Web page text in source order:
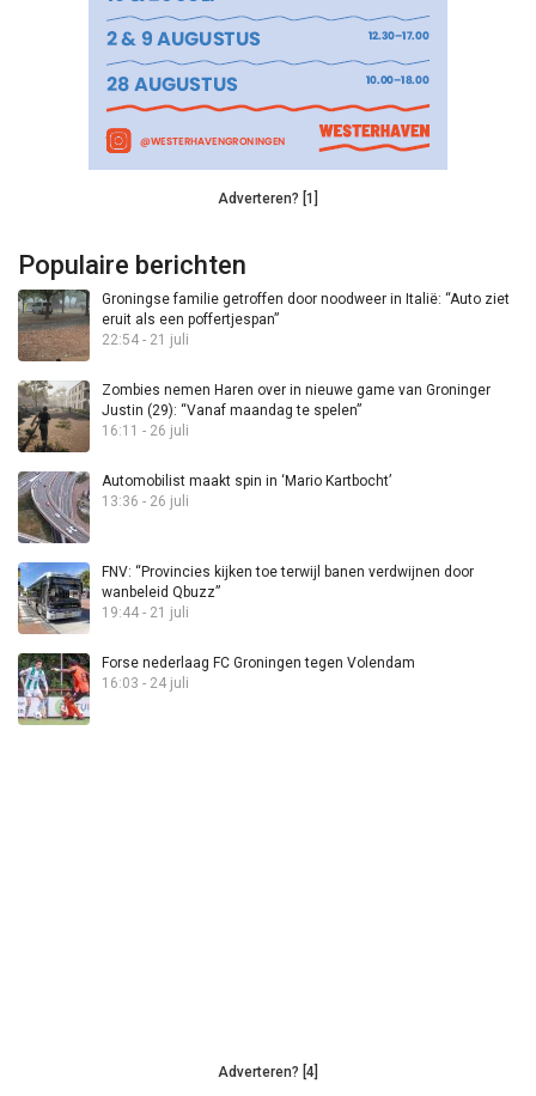
Adverteren? [1]
Populaire berichten
Groningse familie getroffen door noodweer in Italië: “Auto ziet
eruit als een poffertjespan”
22:54 - 21 juli
Zombies nemen Haren over in nieuwe game van Groninger
Justin (29): “Vanaf maandag te spelen”
16:11 - 26 juli
Automobilist maakt spin in ‘Mario Kartbocht’
13:36 - 26 juli
FNV: “Provincies kijken toe terwijl banen verdwijnen door
wanbeleid Qbuzz”
19:44 - 21 juli
Forse nederlaag FC Groningen tegen Volendam
16:03 - 24 juli
Adverteren? [4]